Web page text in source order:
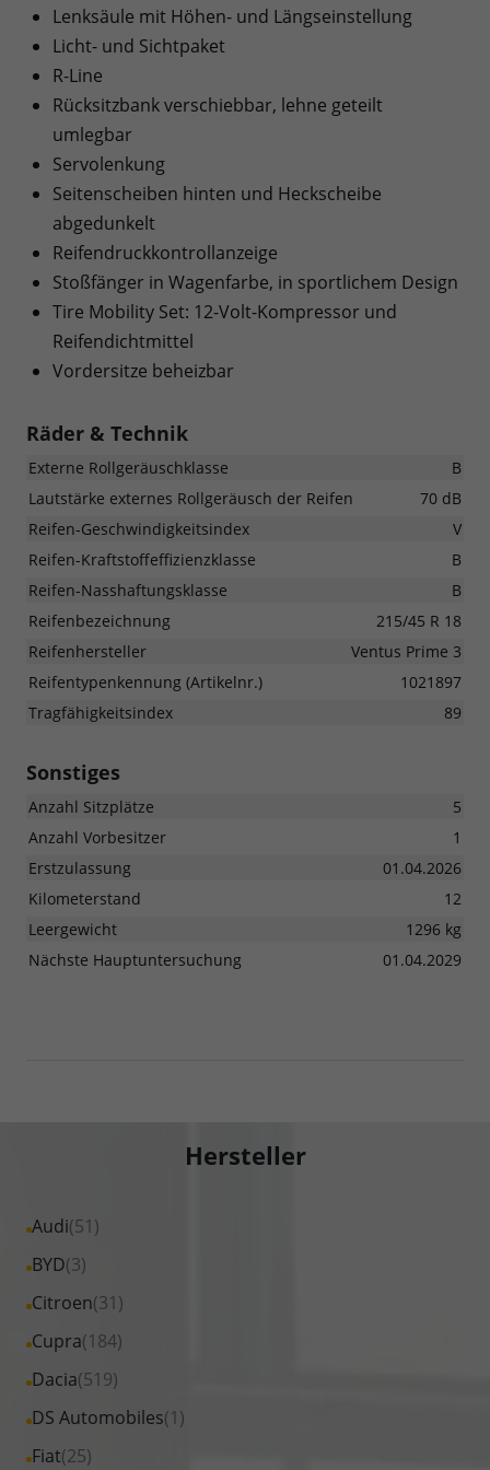
Lenksäule mit Höhen- und Längseinstellung
Licht- und Sichtpaket
R-Line
Rücksitzbank verschiebbar, lehne geteilt
umlegbar
Servolenkung
Seitenscheiben hinten und Heckscheibe
abgedunkelt
Reifendruckkontrollanzeige
Stoßfänger in Wagenfarbe, in sportlichem Design
Tire Mobility Set: 12-Volt-Kompressor und
Reifendichtmittel
Vordersitze beheizbar
Räder & Technik
Externe Rollgeräuschklasse
B
Lautstärke externes Rollgeräusch der Reifen
70 dB
Reifen-Geschwindigkeitsindex
V
Reifen-Kraftstoffeffizienzklasse
B
Reifen-Nasshaftungsklasse
B
Reifenbezeichnung
215/45 R 18
Reifenhersteller
Ventus Prime 3
Reifentypenkennung (Artikelnr.)
1021897
Tragfähigkeitsindex
89
Sonstiges
Anzahl Sitzplätze
5
Anzahl Vorbesitzer
1
Erstzulassung
01.04.2026
Kilometerstand
12
Leergewicht
1296 kg
Nächste Hauptuntersuchung
01.04.2029
Hersteller
Audi(51)
Alle
Fahrzeuge
Audi
anzeigen
BYD(3)
Alle
Fahrzeuge
BYD
anzeigen
Citroen(31)
Alle
Fahrzeuge
Citroen
anzeigen
Cupra(184)
Alle
Fahrzeuge
Cupra
anzeigen
Dacia(519)
Alle
Fahrzeuge
DS Automobiles(1)
Alle
Fahrzeuge
Fiat(25)
Alle